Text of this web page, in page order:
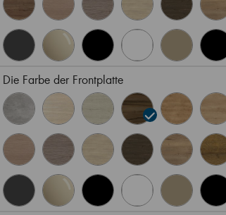
Die Farbe der Frontplatte